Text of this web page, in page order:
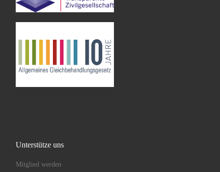
Unterstütze uns
Mitglied werden